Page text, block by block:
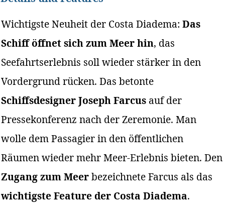
Wichtigste Neuheit der Costa Diadema:Das
Schiff öffnet sich zum Meer hin, das
Seefahrtserlebnis soll wieder stärker in den
Vordergrund rücken. Das betonte
Schiffsdesigner Joseph Farcus auf der
Pressekonferenz nach der Zeremonie. Man
wolle dem Passagier in den öffentlichen
Räumen wieder mehr Meer-Erlebnis bieten. Den
Zugang zum Meerbezeichnete Farcus als das
wichtigste Feature der Costa Diadema.